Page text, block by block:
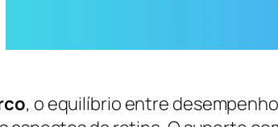
, o equilíbrio entre